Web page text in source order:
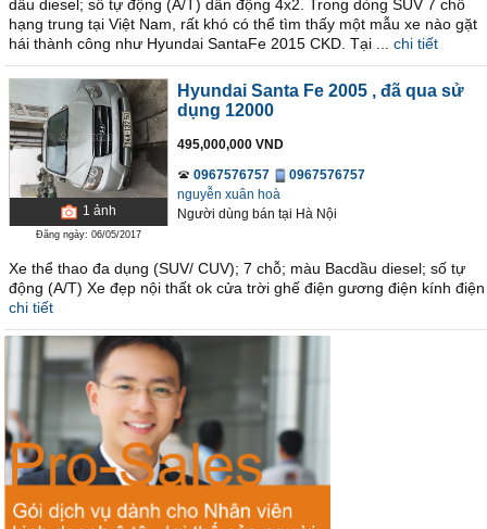
dầu diesel; số tự động (A/T) dẫn động 4x2. Trong dòng SUV 7 chỗ
hạng trung tại Việt Nam, rất khó có thể tìm thấy một mẫu xe nào gặt
hái thành công như Hyundai SantaFe 2015 CKD. Tại ...
chi tiết
1 ảnh
Đăng ngày: 06/05/2017
Hyundai Santa Fe 2005 , đã qua sử
dụng 12000
495,000,000 VND
0967576757
0967576757
nguyễn xuân hoà
Người dùng bán tại Hà Nội
Xe thể thao đa dụng (SUV/ CUV); 7 chỗ; màu Bacdầu diesel; số tự
động (A/T) Xe đẹp nội thất ok cửa trời ghế điện gương điện kính điện
chi tiết